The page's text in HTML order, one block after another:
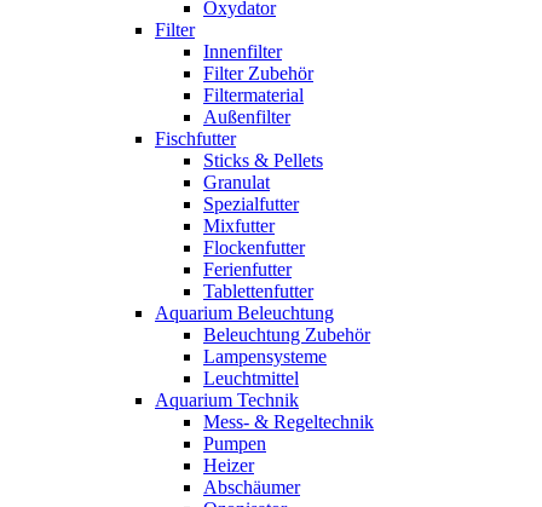
Oxydator
Filter
Innenfilter
Filter Zubehör
Filtermaterial
Außenfilter
Fischfutter
Sticks & Pellets
Granulat
Spezialfutter
Mixfutter
Flockenfutter
Ferienfutter
Tablettenfutter
Aquarium Beleuchtung
Beleuchtung Zubehör
Lampensysteme
Leuchtmittel
Aquarium Technik
Mess- & Regeltechnik
Pumpen
Heizer
Abschäumer